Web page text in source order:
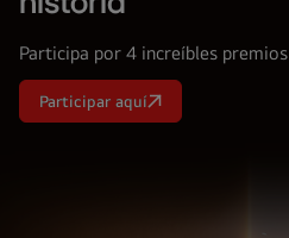
Participa por 4 increíbles premios
Juntos
creamos
Participar aquí